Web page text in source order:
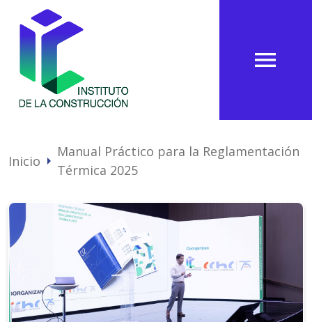
menu
Inicio arrow_right
Manual Práctico para la Reglamentación
Térmica 2025